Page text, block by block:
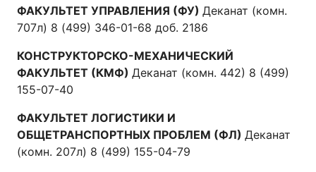
ФАКУЛЬТЕТ УПРАВЛЕНИЯ (ФУ) Деканат (комн.
707л) 8 (499) 346-01-68 доб. 2186
КОНСТРУКТОРСКО-МЕХАНИЧЕСКИЙ
ФАКУЛЬТЕТ (КМФ) Деканат (комн. 442) 8 (499)
155-07-40
ФАКУЛЬТЕТ ЛОГИСТИКИ И
ОБЩЕТРАНСПОРТНЫХ ПРОБЛЕМ (ФЛ) Деканат
(комн. 207л) 8 (499) 155-04-79